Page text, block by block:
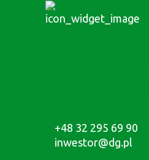
+48 32 295 69 90
inwestor@dg.pl